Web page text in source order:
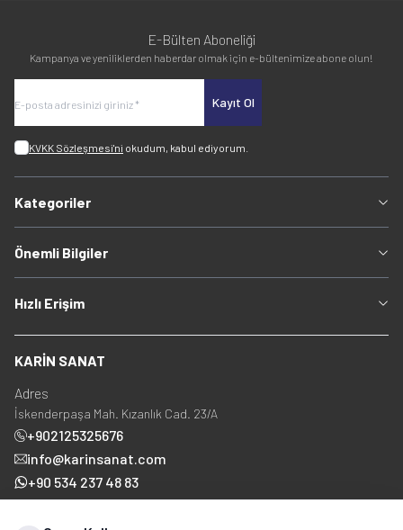
E-Bülten Aboneliği
Kampanya ve yeniliklerden haberdar olmak için e-bültenimize abone olun!
Kayıt Ol
KVKK Sözleşmesi'ni okudum, kabul ediyorum.
Kategoriler
Önemli Bilgiler
Hızlı Erişim
KARİN SANAT
Adres
İskenderpaşa Mah. Kızanlık Cad. 23/A
+902125325676
info@karinsanat.com
+90 534 237 48 83